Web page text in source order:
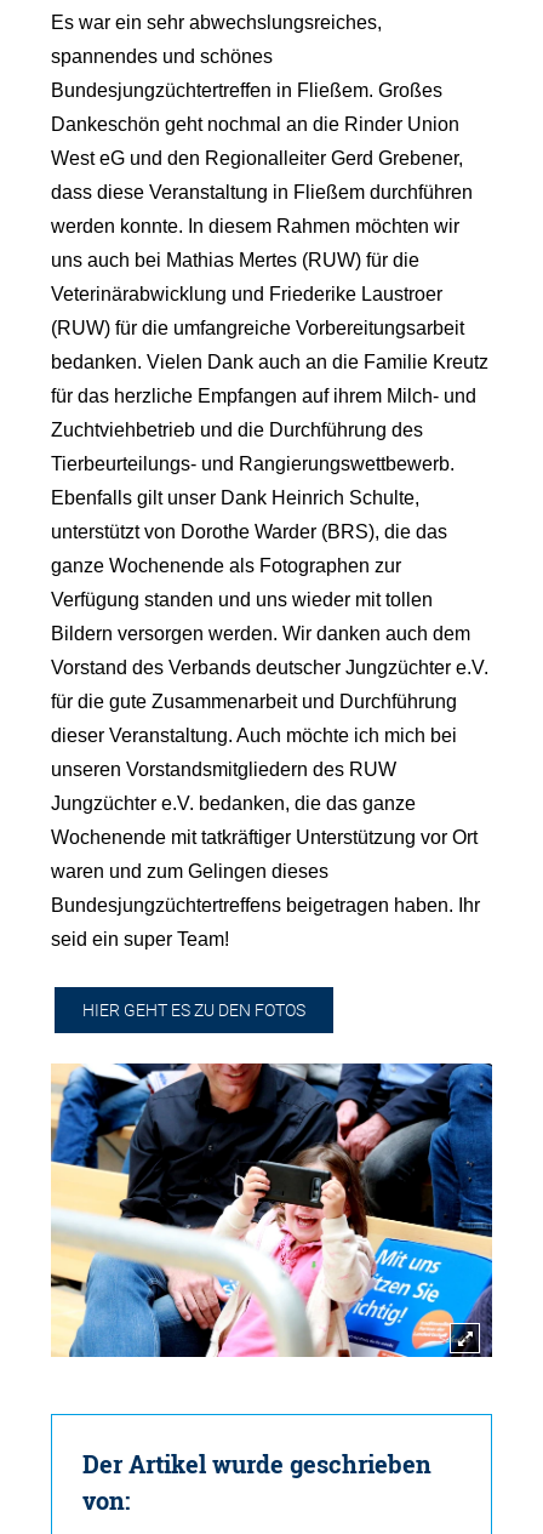
Es war ein sehr abwechslungsreiches,
spannendes und schönes
Bundesjungzüchtertreffen in Fließem. Großes
Dankeschön geht nochmal an die Rinder Union
West eG und den Regionalleiter Gerd Grebener,
dass diese Veranstaltung in Fließem durchführen
werden konnte. In diesem Rahmen möchten wir
uns auch bei Mathias Mertes (RUW) für die
Veterinärabwicklung und Friederike Laustroer
(RUW) für die umfangreiche Vorbereitungsarbeit
bedanken. Vielen Dank auch an die Familie Kreutz
für das herzliche Empfangen auf ihrem Milch- und
Zuchtviehbetrieb und die Durchführung des
Tierbeurteilungs- und Rangierungswettbewerb.
Ebenfalls gilt unser Dank Heinrich Schulte,
unterstützt von Dorothe Warder (BRS), die das
ganze Wochenende als Fotographen zur
Verfügung standen und uns wieder mit tollen
Bildern versorgen werden. Wir danken auch dem
Vorstand des Verbands deutscher Jungzüchter e.V.
für die gute Zusammenarbeit und Durchführung
dieser Veranstaltung. Auch möchte ich mich bei
unseren Vorstandsmitgliedern des RUW
Jungzüchter e.V. bedanken, die das ganze
Wochenende mit tatkräftiger Unterstützung vor Ort
waren und zum Gelingen dieses
Bundesjungzüchtertreffens beigetragen haben. Ihr
seid ein super Team!
HIER GEHT ES ZU DEN FOTOS
Der Artikel wurde geschrieben
von: